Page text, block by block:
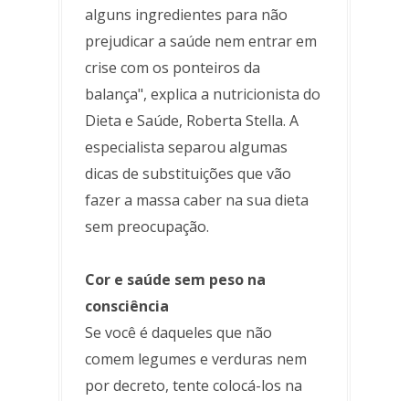
alguns ingredientes para não
prejudicar a saúde nem entrar em
crise com os ponteiros da
balança", explica a nutricionista do
Dieta e Saúde, Roberta Stella. A
especialista separou algumas
dicas de substituições que vão
fazer a massa caber na sua dieta
sem preocupação.
Cor e saúde sem peso na
consciência
Se você é daqueles que não
comem legumes e verduras nem
por decreto, tente colocá-los na